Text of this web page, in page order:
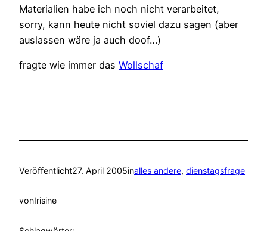
Materialien habe ich noch nicht verarbeitet,
sorry, kann heute nicht soviel dazu sagen (aber
auslassen wäre ja auch doof…)
fragte wie immer das Wollschaf
Veröffentlicht27. April 2005inalles andere, dienstagsfrage
vonIrisine